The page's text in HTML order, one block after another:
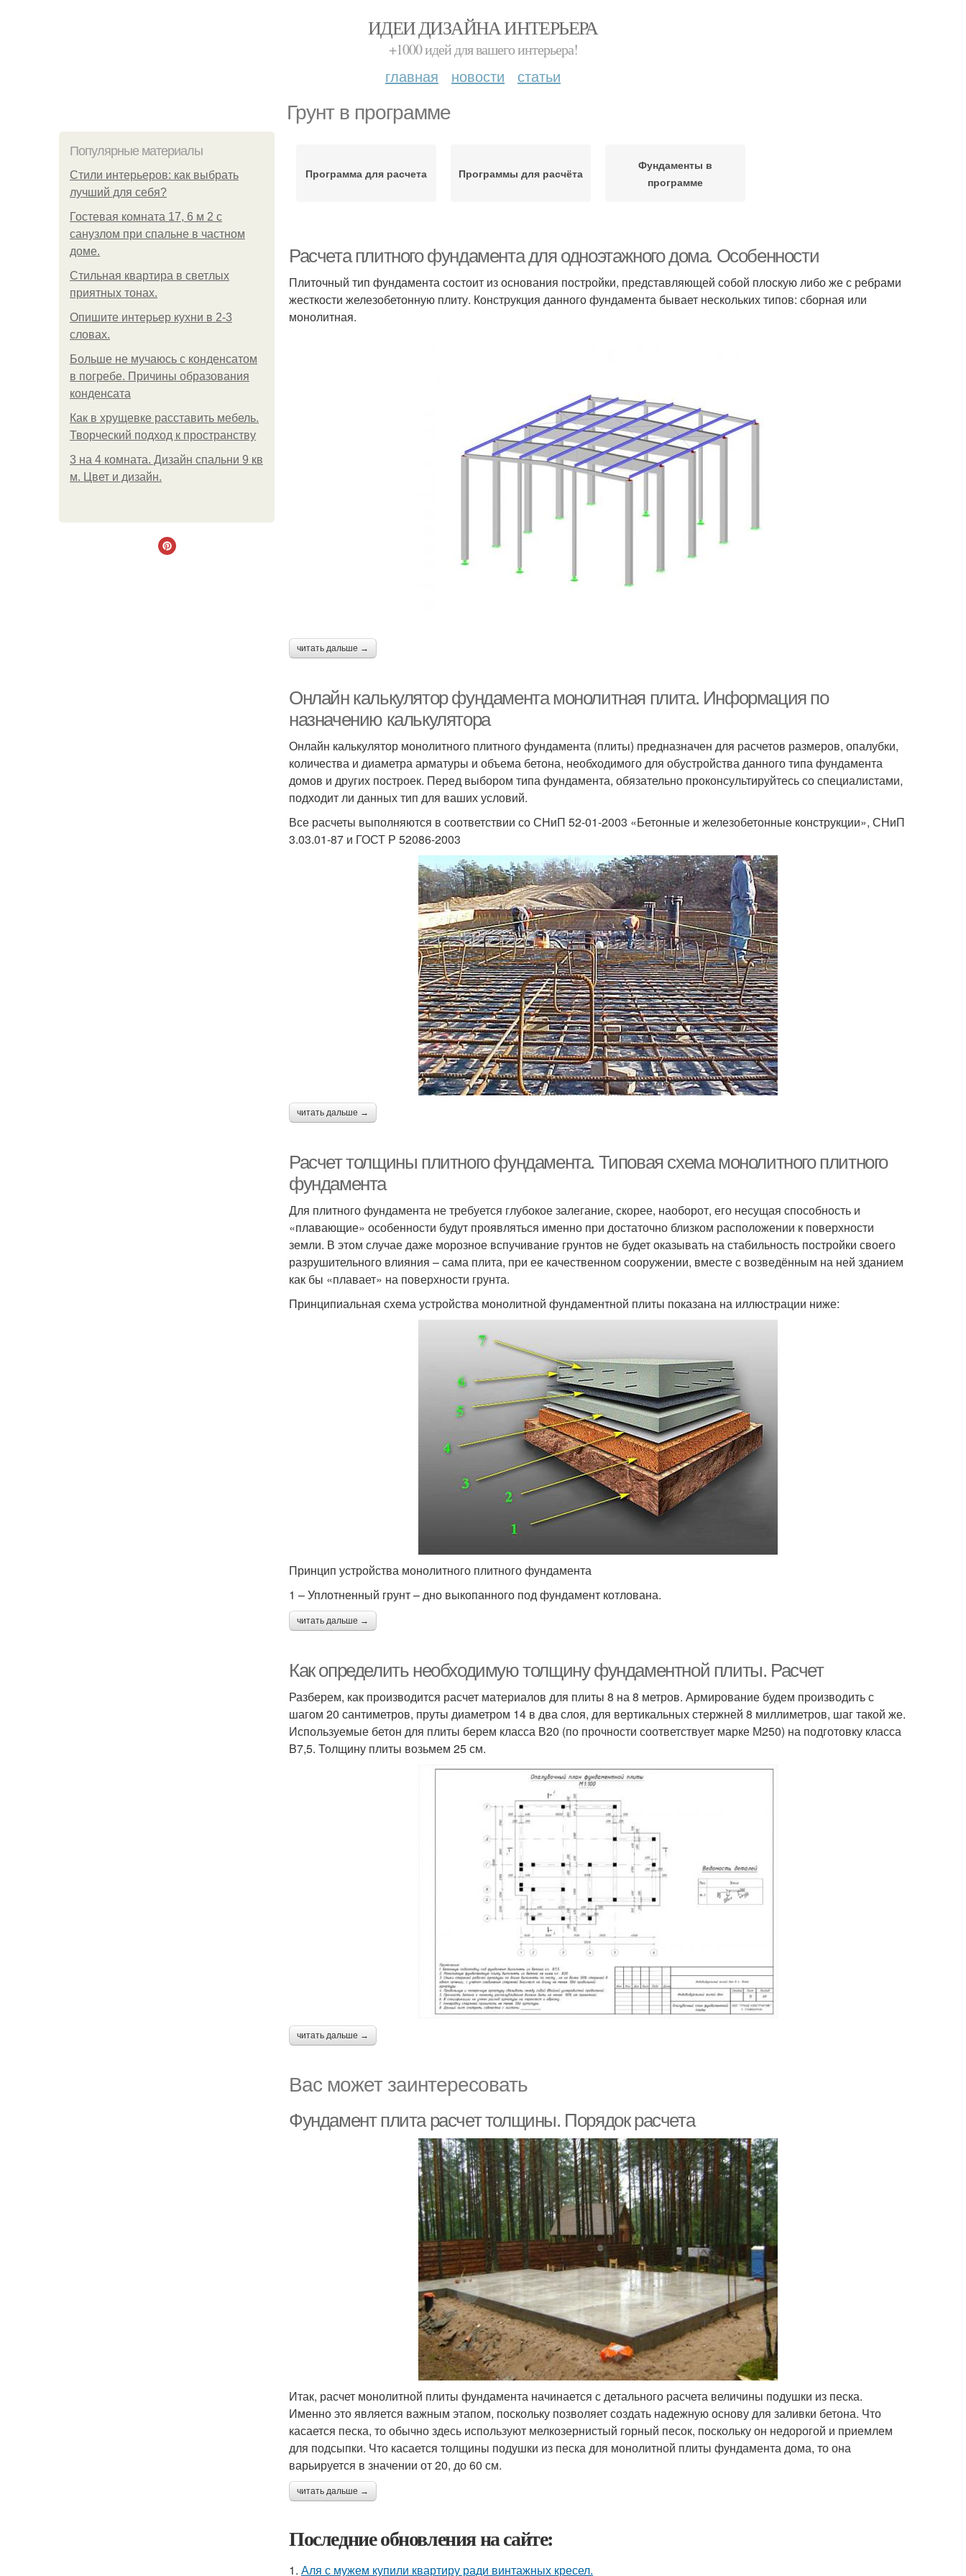
ИДЕИ ДИЗАЙНА ИНТЕРЬЕРА
+1000 идей для вашего интерьера!
главная новости статьи
Грунт в программе
Популярные материалы
Стили интерьеров: как выбрать
лучший для себя?
Гостевая комната 17, 6 м 2 с
санузлом при спальне в частном
доме.
Стильная квартира в светлых
приятных тонах.
Опишите интерьер кухни в 2-3
словах.
Больше не мучаюсь с конденсатом
в погребе. Причины образования
конденсата
Как в хрущевке расставить мебель.
Творческий подход к пространству
3 на 4 комната. Дизайн спальни 9 кв
м. Цвет и дизайн.
Программа для расчета Программы для расчёта
Фундаменты в
программе
Расчета плитного фундамента для одноэтажного дома. Особенности
Плиточный тип фундамента состоит из основания постройки, представляющей собой плоскую либо же с ребрами
жесткости железобетонную плиту. Конструкция данного фундамента бывает нескольких типов: сборная или
монолитная.
читать дальше →
Онлайн калькулятор фундамента монолитная плита. Информация по
назначению калькулятора
Онлайн калькулятор монолитного плитного фундамента (плиты) предназначен для расчетов размеров, опалубки,
количества и диаметра арматуры и объема бетона, необходимого для обустройства данного типа фундамента
домов и других построек. Перед выбором типа фундамента, обязательно проконсультируйтесь со специалистами,
подходит ли данных тип для ваших условий.
Все расчеты выполняются в соответствии со СНиП 52-01-2003 «Бетонные и железобетонные конструкции», СНиП
3.03.01-87 и ГОСТ Р 52086-2003
читать дальше →
Расчет толщины плитного фундамента. Типовая схема монолитного плитного
фундамента
Для плитного фундамента не требуется глубокое залегание, скорее, наоборот, его несущая способность и
«плавающие» особенности будут проявляться именно при достаточно близком расположении к поверхности
земли. В этом случае даже морозное вспучивание грунтов не будет оказывать на стабильность постройки своего
разрушительного влияния – сама плита, при ее качественном сооружении, вместе с возведённым на ней зданием
как бы «плавает» на поверхности грунта.
Принципиальная схема устройства монолитной фундаментной плиты показана на иллюстрации ниже:
Принцип устройства монолитного плитного фундамента
1 – Уплотненный грунт – дно выкопанного под фундамент котлована.
читать дальше →
Как определить необходимую толщину фундаментной плиты. Расчет
Разберем, как производится расчет материалов для плиты 8 на 8 метров. Армирование будем производить с
шагом 20 сантиметров, пруты диаметром 14 в два слоя, для вертикальных стержней 8 миллиметров, шаг такой же.
Используемые бетон для плиты берем класса В20 (по прочности соответствует марке М250) на подготовку класса
B7,5. Толщину плиты возьмем 25 см.
читать дальше →
Вас может заинтересовать
Фундамент плита расчет толщины. Порядок расчета
Итак, расчет монолитной плиты фундамента начинается с детального расчета величины подушки из песка.
Именно это является важным этапом, поскольку позволяет создать надежную основу для заливки бетона. Что
касается песка, то обычно здесь используют мелкозернистый горный песок, поскольку он недорогой и приемлем
для подсыпки. Что касается толщины подушки из песка для монолитной плиты фундамента дома, то она
варьируется в значении от 20, до 60 см.
читать дальше →
Последние обновления на сайте:
1. Аля с мужем купили квартиру ради винтажных кресел.